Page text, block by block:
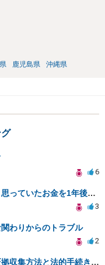
鹿児島県 沖縄県
6
ダブル不倫・借金・手切れ金だと思っていたお金を1年後いまさら脅迫罪として通知書が来てまとめて請求
3
わりからのトラブル
2
不貞行為に対する離婚に有利な証拠収集方法と法的手続きについて